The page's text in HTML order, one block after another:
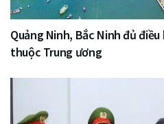
Quảng Ninh, Bắc Ninh đủ
thuộc Trung ương